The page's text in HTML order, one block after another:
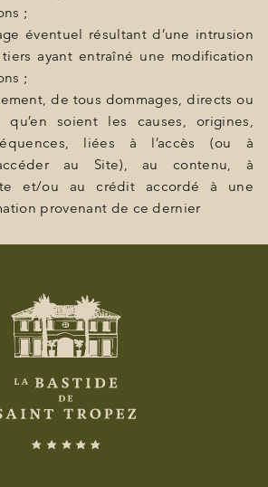
;
éventuel résultant d’une intrusion
ayant entraîné une modification
;
de tous dommages, directs ou
qu’en soient les causes, origines,
liées à l’accès (ou à
au Site), au contenu, à
et/ou au crédit accordé à une
provenant de ce dernier